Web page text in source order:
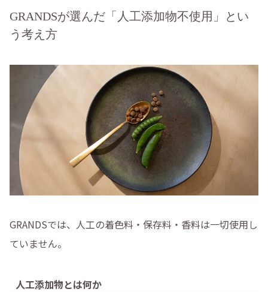
GRANDSが選んだ「人工添加物不使用」とい
う考え方
GRANDSでは、人工の着色料・保存料・香料は一切使用し
ていません。
人工添加物とは何か